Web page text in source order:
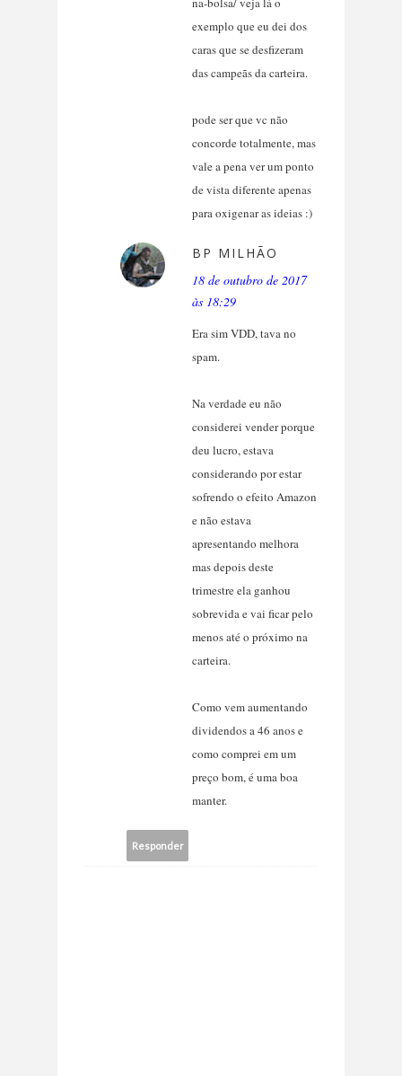
exemplo que eu dei dos
caras que se desfizeram
das campeãs da carteira.
pode ser que vc não
concorde totalmente, mas
vale a pena ver um ponto
de vista diferente apenas
para oxigenar as ideias :)
BP MILHÃO
18 de outubro de 2017
às 18:29
Era sim VDD, tava no
spam.
Na verdade eu não
considerei vender porque
deu lucro, estava
considerando por estar
sofrendo o efeito Amazon
e não estava
apresentando melhora
mas depois deste
trimestre ela ganhou
sobrevida e vai ficar pelo
menos até o próximo na
carteira.
Como vem aumentando
dividendos a 46 anos e
como comprei em um
preço bom, é uma boa
manter.
Responder